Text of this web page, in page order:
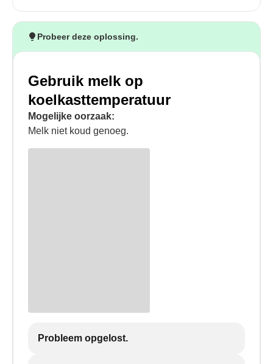
Probeer deze oplossing.
Gebruik melk op
koelkasttemperatuur
Mogelijke oorzaak:
Melk niet koud genoeg.
Probleem opgelost.